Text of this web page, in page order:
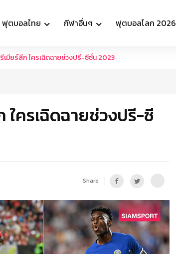
ฟุตบอลไทย กีฬาอื่นๆ ฟุตบอลโลก 2026
เมียร์ลีก ใครเฉิดฉายช่วงปรี-ซีซั่น 2023
ครเฉิดฉายช่วงปรี-ซี
Share